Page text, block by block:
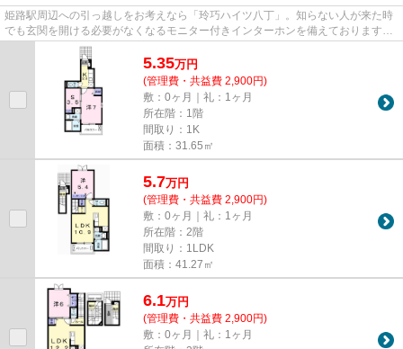
姫路駅周辺への引っ越しをお考えなら「玲巧ハイツ八丁」。知らない人が来た時
でも玄関を開ける必要がなくなるモニター付きインターホンを備えております。
室内設備は洗面所独立・浴室...
5.35万円
(管理費・共益費 2,900円)
敷：0ヶ月｜礼：1ヶ月
所在階：1階
間取り：1K
面積：31.65㎡
5.7万円
(管理費・共益費 2,900円)
敷：0ヶ月｜礼：1ヶ月
所在階：2階
間取り：1LDK
面積：41.27㎡
6.1万円
(管理費・共益費 2,900円)
敷：0ヶ月｜礼：1ヶ月